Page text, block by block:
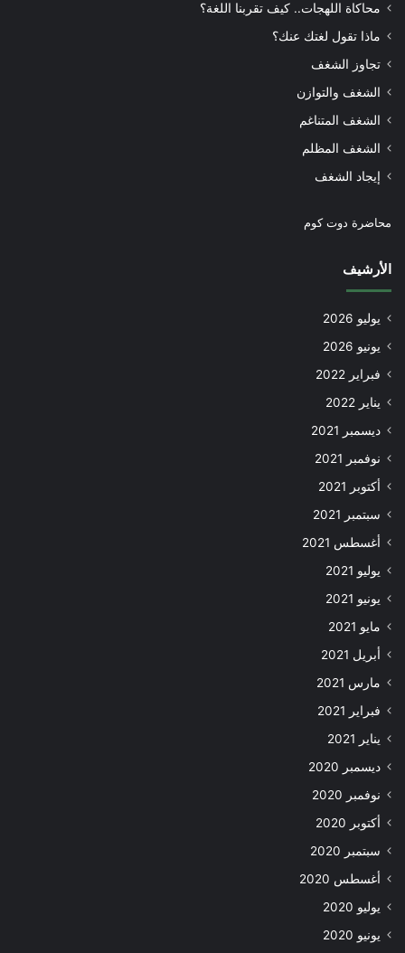
محاكاة اللهجات.. كيف تقربنا اللغة؟
ماذا تقول لغتك عنك؟
تجاوز الشغف
الشغف والتوازن
الشغف المتناغم
الشغف المظلم
إيجاد الشغف
محاضرة دوت كوم
الأرشيف
يوليو 2026
يونيو 2026
فبراير 2022
يناير 2022
ديسمبر 2021
نوفمبر 2021
أكتوبر 2021
سبتمبر 2021
أغسطس 2021
يوليو 2021
يونيو 2021
مايو 2021
أبريل 2021
مارس 2021
فبراير 2021
يناير 2021
ديسمبر 2020
نوفمبر 2020
أكتوبر 2020
سبتمبر 2020
أغسطس 2020
يوليو 2020
يونيو 2020